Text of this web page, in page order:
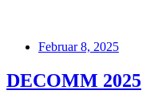
Februar 8, 2025
DECOMM 2025